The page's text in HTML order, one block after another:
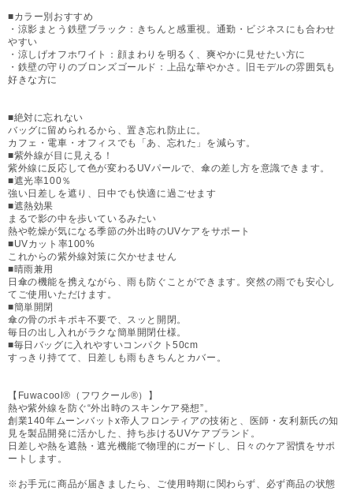
■カラー別おすすめ
・涼影まとう鉄壁ブラック：きちんと感重視。通勤・ビジネスにも合わせ
やすい
・涼しげオフホワイト：顔まわりを明るく、爽やかに見せたい方に
・鉄壁の守りのブロンズゴールド：上品な華やかさ。旧モデルの雰囲気も
好きな方に
■絶対に忘れない
バッグに留められるから、置き忘れ防止に。
カフェ・電車・オフィスでも「あ、忘れた」を減らす。
■紫外線が目に見える！
紫外線に反応して色が変わるUVパールで、傘の差し方を意識できます。
■遮光率100％
強い日差しを遮り、日中でも快適に過ごせます
■遮熱効果
まるで影の中を歩いているみたい
熱や乾燥が気になる季節の外出時のUVケアをサポート
■UVカット率100%
これからの紫外線対策に欠かせません
■晴雨兼用
日傘の機能を携えながら、雨も防ぐことができます。突然の雨でも安心し
てご使用いただけます。
■簡単開閉
傘の骨のポキポキ不要で、スッと開閉。
毎日の出し入れがラクな簡単開閉仕様。
■毎日バッグに入れやすいコンパクト50cm
すっきり持てて、日差しも雨もきちんとカバー。
【Fuwacool®（フワクール®）】
熱や紫外線を防ぐ“外出時のスキンケア発想”。
創業140年ムーンバットx帝人フロンティアの技術と、医師・友利新氏の知
見を製品開発に活かした、持ち歩けるUVケアブランド。
日差しや熱を遮熱・遮光機能で物理的にガードし、日々のケア習慣をサポ
ートします。
※お手元に商品が届きましたら、ご使用時期に関わらず、必ず商品の状態